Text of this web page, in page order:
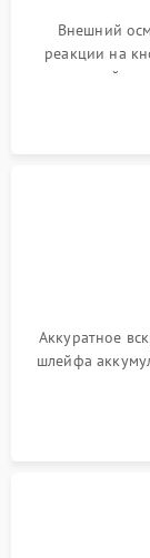
Внешний
реакции на
Аккуратное
шлейфа